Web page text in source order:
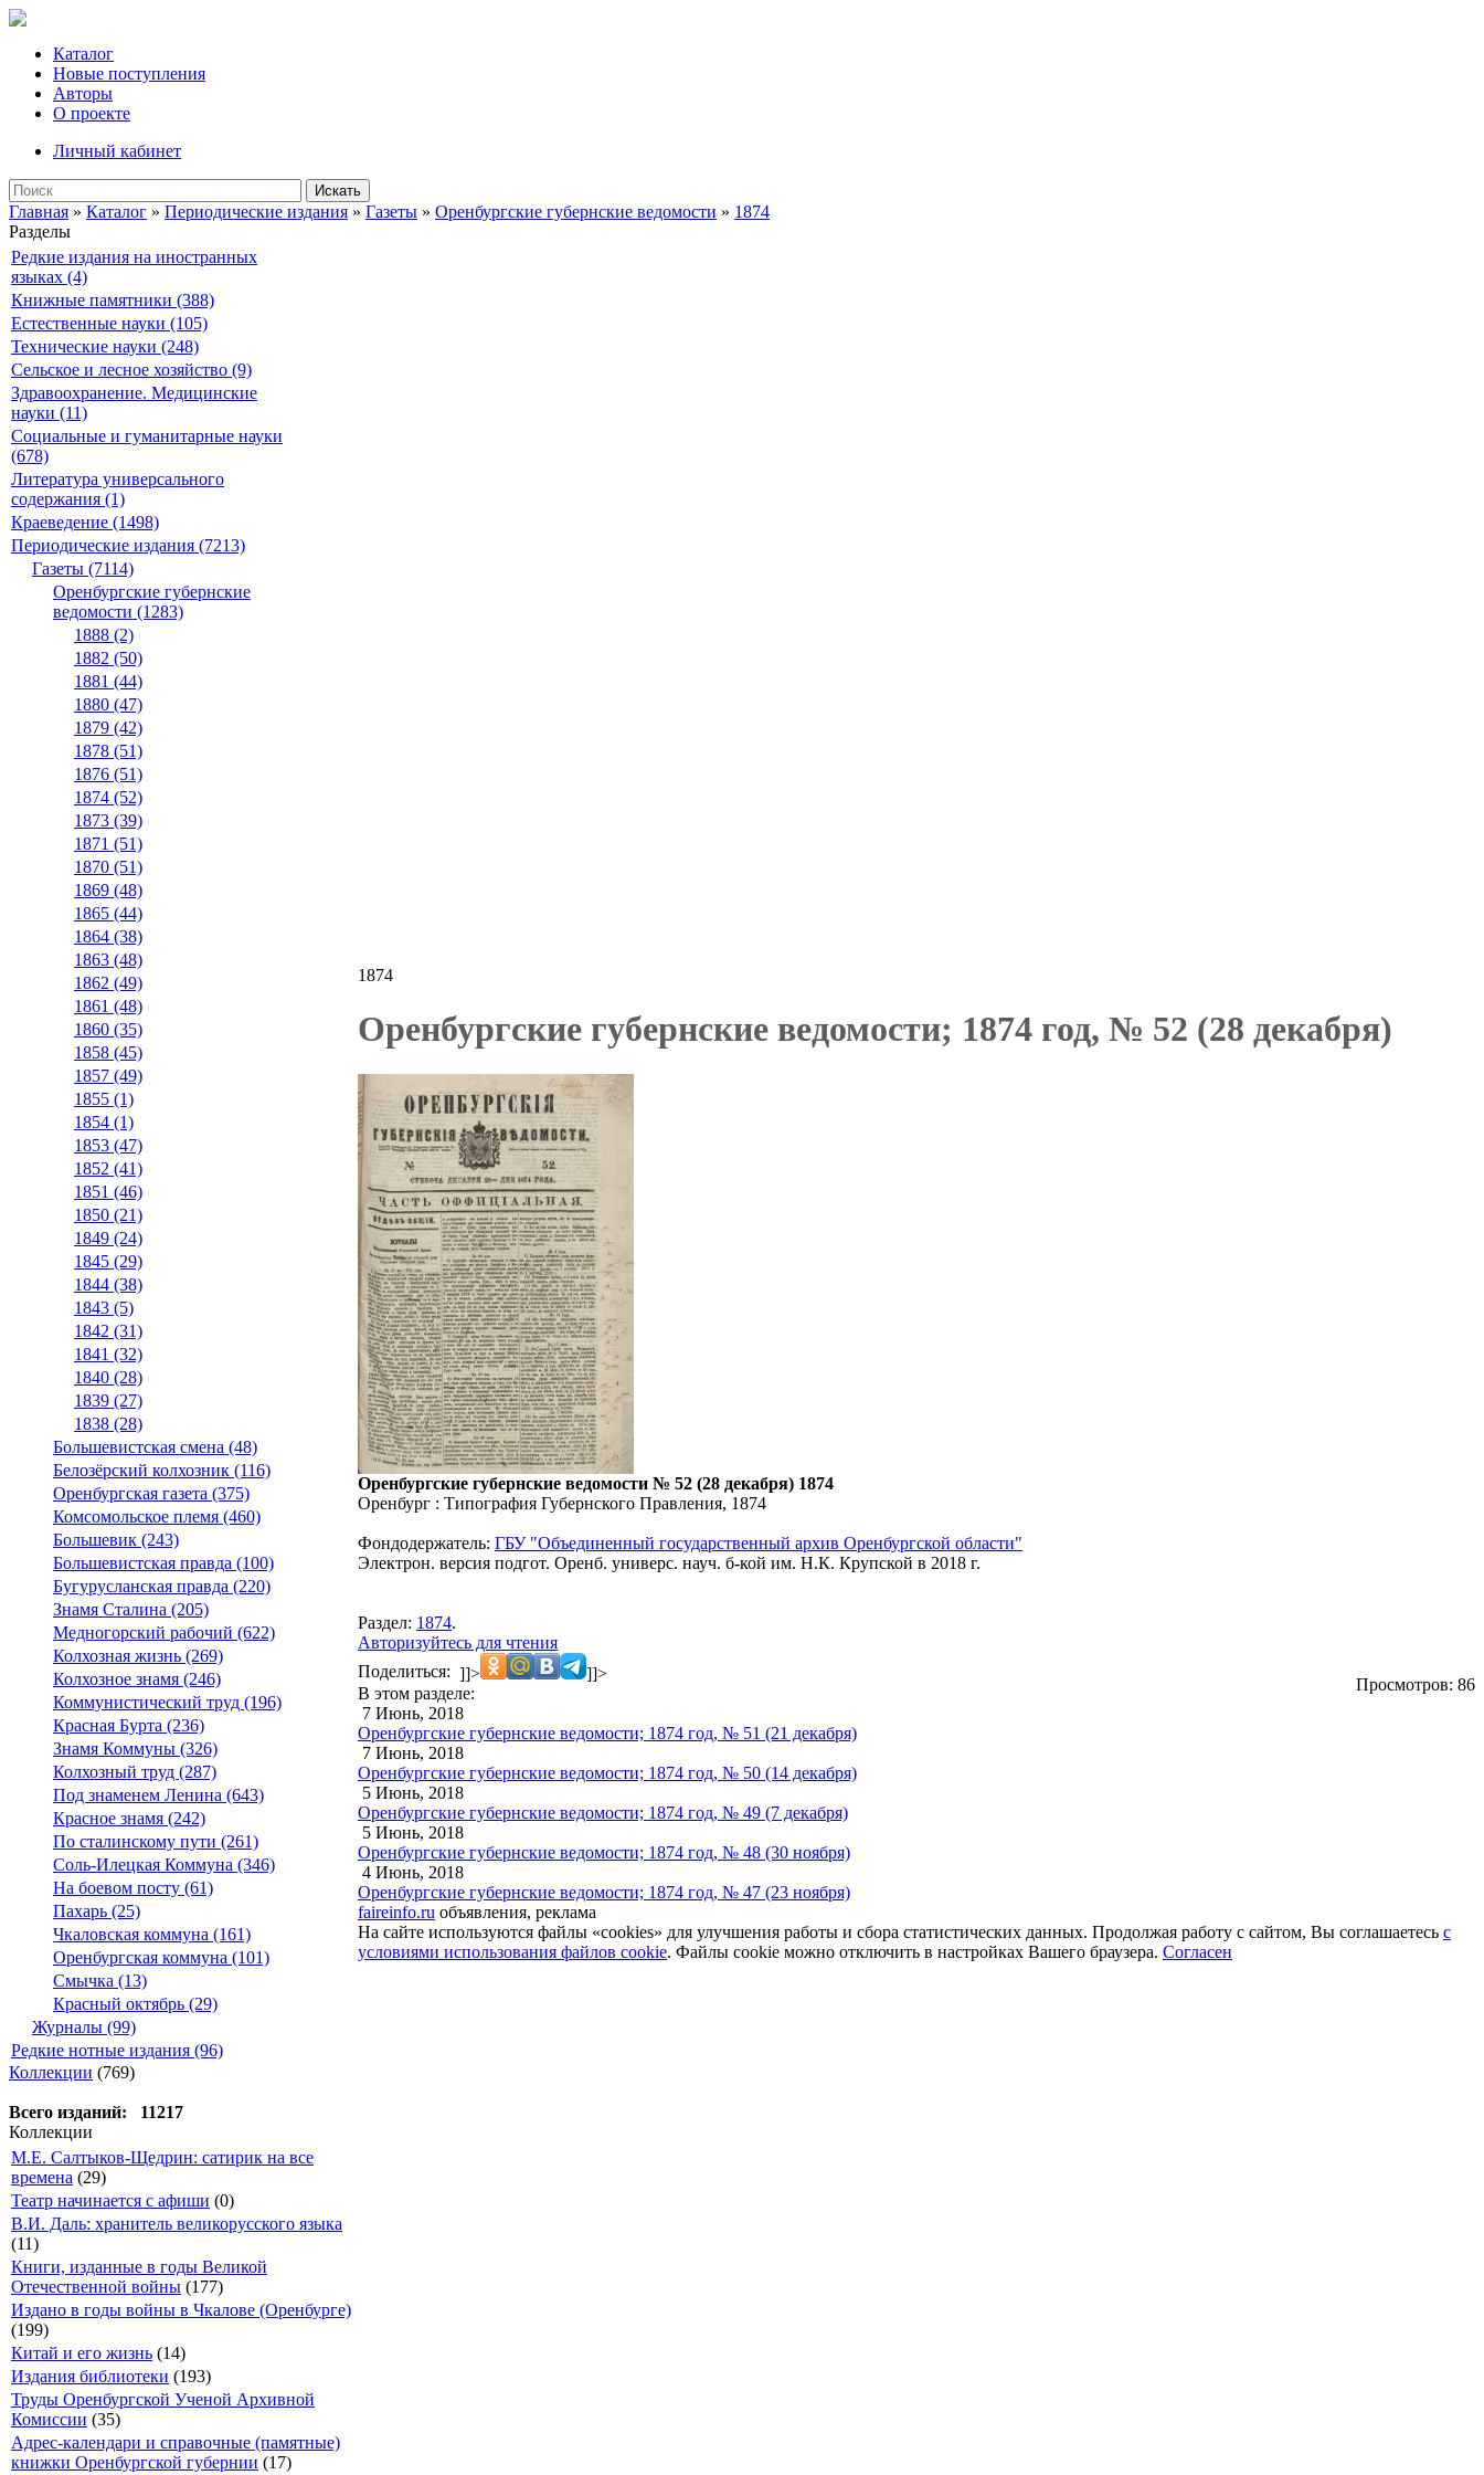
Каталог
Новые поступления
Авторы
О проекте
Личный кабинет
Искать
Главная » Каталог » Периодические издания » Газеты » Оренбургские губернские ведомости » 1874
Разделы
Редкие издания на иностранных
языках (4)
Книжные памятники (388)
Естественные науки (105)
Технические науки (248)
Сельское и лесное хозяйство (9)
Здравоохранение. Медицинские
науки (11)
Социальные и гуманитарные науки
(678)
Литература универсального
содержания (1)
Краеведение (1498)
Периодические издания (7213)
Газеты (7114)
Оренбургские губернские
ведомости (1283)
1888 (2)
1882 (50)
1881 (44)
1880 (47)
1879 (42)
1878 (51)
1876 (51)
1874 (52)
1873 (39)
1871 (51)
1870 (51)
1869 (48)
1865 (44)
1864 (38)
1863 (48)
1862 (49)
1861 (48)
1860 (35)
1858 (45)
1857 (49)
1855 (1)
1854 (1)
1853 (47)
1852 (41)
1851 (46)
1850 (21)
1849 (24)
1845 (29)
1844 (38)
1843 (5)
1842 (31)
1841 (32)
1840 (28)
1839 (27)
1838 (28)
Большевистская смена (48)
Белозёрский колхозник (116)
Оренбургская газета (375)
Комсомольское племя (460)
Большевик (243)
Большевистская правда (100)
Бугурусланская правда (220)
Знамя Сталина (205)
Медногорский рабочий (622)
Колхозная жизнь (269)
Колхозное знамя (246)
Коммунистический труд (196)
Красная Бурта (236)
Знамя Коммуны (326)
Колхозный труд (287)
Под знаменем Ленина (643)
Красное знамя (242)
По сталинскому пути (261)
Соль-Илецкая Коммуна (346)
На боевом посту (61)
Пахарь (25)
Чкаловская коммуна (161)
Оренбургская коммуна (101)
Смычка (13)
Красный октябрь (29)
Журналы (99)
Редкие нотные издания (96)
Коллекции (769)
Всего изданий: 11217
Коллекции
М.Е. Салтыков-Щедрин: сатирик на все
времена (29)
Театр начинается с афиши (0)
В.И. Даль: хранитель великорусского языка
(11)
Книги, изданные в годы Великой
Отечественной войны (177)
Издано в годы войны в Чкалове (Оренбурге)
(199)
Китай и его жизнь (14)
Издания библиотеки (193)
Труды Оренбургской Ученой Архивной
Комиссии (35)
Адрес-календари и справочные (памятные)
книжки Оренбургской губернии (17)
1874
Оренбургские губернские ведомости; 1874 год, № 52 (28 декабря)
Оренбургские губернские ведомости № 52 (28 декабря) 1874
Оренбург : Типография Губернского Правления, 1874
Фондодержатель: ГБУ "Объединенный государственный архив Оренбургской области"
Электрон. версия подгот. Оренб. универс. науч. б-кой им. Н.К. Крупской в 2018 г.
Раздел: 1874.
Авторизуйтесь для чтения
Просмотров: 86
Поделиться: ]]>
]]>
В этом разделе:
7 Июнь, 2018
Оренбургские губернские ведомости; 1874 год, № 51 (21 декабря)
7 Июнь, 2018
Оренбургские губернские ведомости; 1874 год, № 50 (14 декабря)
5 Июнь, 2018
Оренбургские губернские ведомости; 1874 год, № 49 (7 декабря)
5 Июнь, 2018
Оренбургские губернские ведомости; 1874 год, № 48 (30 ноября)
4 Июнь, 2018
Оренбургские губернские ведомости; 1874 год, № 47 (23 ноября)
faireinfo.ru объявления, реклама
На сайте используются файлы «cookies» для улучшения работы и сбора статистических данных. Продолжая работу с сайтом, Вы соглашаетесь с
условиями использования файлов cookie. Файлы cookie можно отключить в настройках Вашего браузера. Согласен